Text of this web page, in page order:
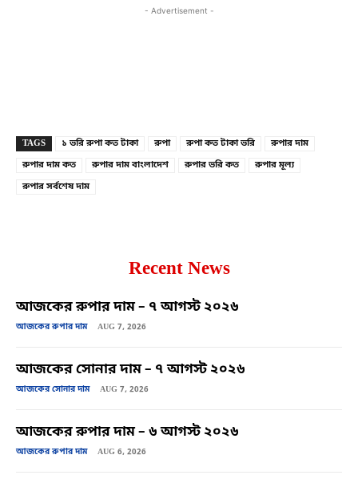
- Advertisement -
TAGS ১ ভরি রুপা কত টাকা রুপা রুপা কত টাকা ভরি
রুপার দাম
রুপার দাম কত
রুপার দাম বাংলাদেশ রুপার ভরি কত
রুপার মূল্য
রুপার সর্বশেষ দাম
Recent News
আজকের রুপার দাম – ৭ আগস্ট ২০২৬
আজকের রুপার দাম AUG 7, 2026
আজকের সোনার দাম – ৭ আগস্ট ২০২৬
আজকের সোনার দাম AUG 7, 2026
আজকের রুপার দাম – ৬ আগস্ট ২০২৬
আজকের রুপার দাম AUG 6, 2026